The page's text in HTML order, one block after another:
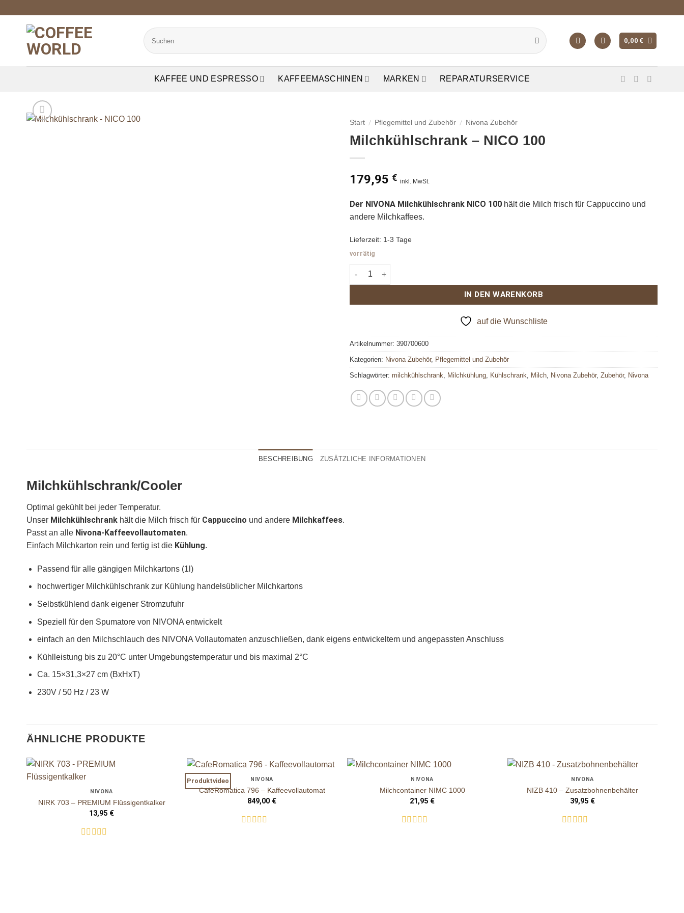
springen
Suchen
nach:
0,00 €
KAFFEE UND ESPRESSO KAFFEEMASCHINEN MARKEN REPARATURSERVICE
Start / Pflegemittel und Zubehör / Nivona Zubehör
Milchkühlschrank – NICO 100
179,95 € inkl. MwSt.
Der NIVONA Milchkühlschrank NICO 100 hält die Milch frisch für Cappuccino und
andere Milchkaffees.
Lieferzeit: 1-3 Tage
vorrätig
Milchkühlschrank - NICO 100 Menge
IN DEN WARENKORB
auf die Wunschliste
Artikelnummer: 390700600
Kategorien: Nivona Zubehör, Pflegemittel und Zubehör
Schlagwörter: milchkühlschrank, Milchkühlung, Kühlschrank, Milch, Nivona Zubehör, Zubehör, Nivona
BESCHREIBUNG ZUSÄTZLICHE INFORMATIONEN
Milchkühlschrank/Cooler
Optimal gekühlt bei jeder Temperatur.
Unser Milchkühlschrank hält die Milch frisch für Cappuccino und andere Milchkaffees.
Passt an alle Nivona-Kaffeevollautomaten.
Einfach Milchkarton rein und fertig ist die Kühlung.
Passend für alle gängigen Milchkartons (1l)
hochwertiger Milchkühlschrank zur Kühlung handelsüblicher Milchkartons
Selbstkühlend dank eigener Stromzufuhr
Speziell für den Spumatore von NIVONA entwickelt
einfach an den Milchschlauch des NIVONA Vollautomaten anzuschließen, dank eigens entwickeltem und angepassten Anschluss
Kühlleistung bis zu 20°C unter Umgebungstemperatur und bis maximal 2°C
Ca. 15×31,3×27 cm (BxHxT)
230V / 50 Hz / 23 W
ÄHNLICHE PRODUKTE
NIRK 703 – PREMIUM Flüssigentkalker
NIVONA
13,95 €
Produktvideo
Wunschliste
+
CafeRomatica 796 – Kaffeevollautomat
NIVONA
849,00 €
Wunschliste
+
Milchcontainer NIMC 1000
NIVONA
21,95 €
Wunschliste
+
NIZB 410 – Zusatzbohnenbehälter
NIVONA
39,95 €